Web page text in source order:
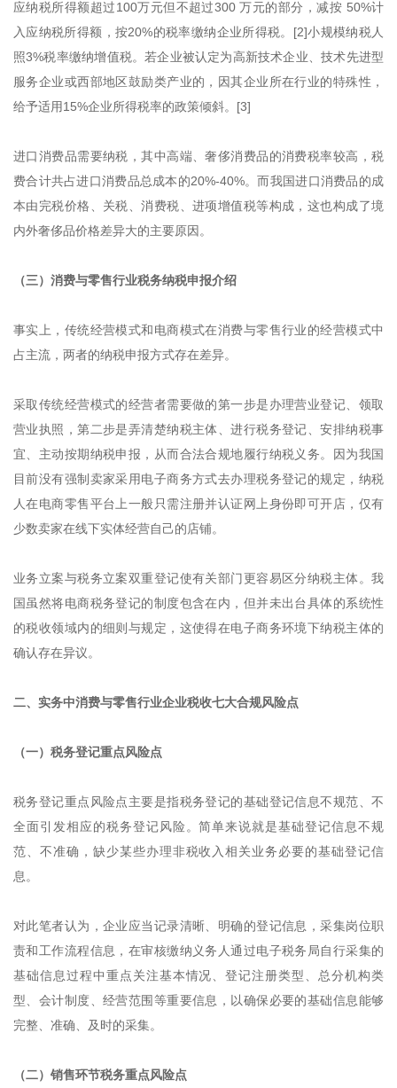
应纳税所得额超过100万元但不超过300 万元的部分，减按 50%计
入应纳税所得额，按20%的税率缴纳企业所得税。[2]小规模纳税人
照3%税率缴纳增值税。若企业被认定为高新技术企业、技术先进型
服务企业或西部地区鼓励类产业的，因其企业所在行业的特殊性，
给予适用15%企业所得税率的政策倾斜。[3]
进口消费品需要纳税，其中高端、奢侈消费品的消费税率较高，税
费合计共占进口消费品总成本的20%-40%。而我国进口消费品的成
本由完税价格、关税、消费税、进项增值税等构成，这也构成了境
内外奢侈品价格差异大的主要原因。
（三）消费与零售行业税务纳税申报介绍
事实上，传统经营模式和电商模式在消费与零售行业的经营模式中
占主流，两者的纳税申报方式存在差异。
采取传统经营模式的经营者需要做的第一步是办理营业登记、领取
营业执照，第二步是弄清楚纳税主体、进行税务登记、安排纳税事
宜、主动按期纳税申报，从而合法合规地履行纳税义务。因为我国
目前没有强制卖家采用电子商务方式去办理税务登记的规定，纳税
人在电商零售平台上一般只需注册并认证网上身份即可开店，仅有
少数卖家在线下实体经营自己的店铺。
业务立案与税务立案双重登记使有关部门更容易区分纳税主体。我
国虽然将电商税务登记的制度包含在内，但并未出台具体的系统性
的税收领域内的细则与规定，这使得在电子商务环境下纳税主体的
确认存在异议。
二、实务中消费与零售行业企业税收七大合规风险点
（一）税务登记重点风险点
税务登记重点风险点主要是指税务登记的基础登记信息不规范、不
全面引发相应的税务登记风险。简单来说就是基础登记信息不规
范、不准确，缺少某些办理非税收入相关业务必要的基础登记信
息。
对此笔者认为，企业应当记录清晰、明确的登记信息，采集岗位职
责和工作流程信息，在审核缴纳义务人通过电子税务局自行采集的
基础信息过程中重点关注基本情况、登记注册类型、总分机构类
型、会计制度、经营范围等重要信息，以确保必要的基础信息能够
完整、准确、及时的采集。
（二）销售环节税务重点风险点